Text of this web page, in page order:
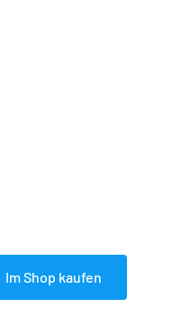
Im Shop kaufen